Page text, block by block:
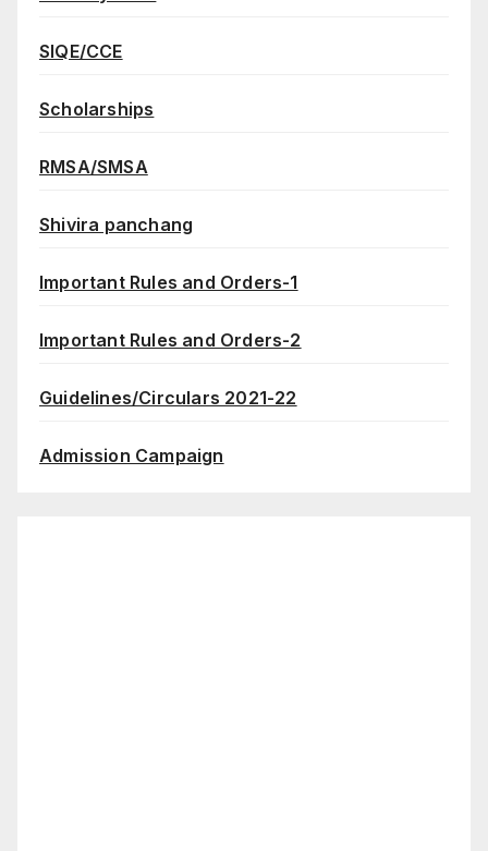
SIQE/CCE
Scholarships
RMSA/SMSA
Shivira panchang
Important Rules and Orders-1
Important Rules and Orders-2
Guidelines/Circulars 2021-22
Admission Campaign